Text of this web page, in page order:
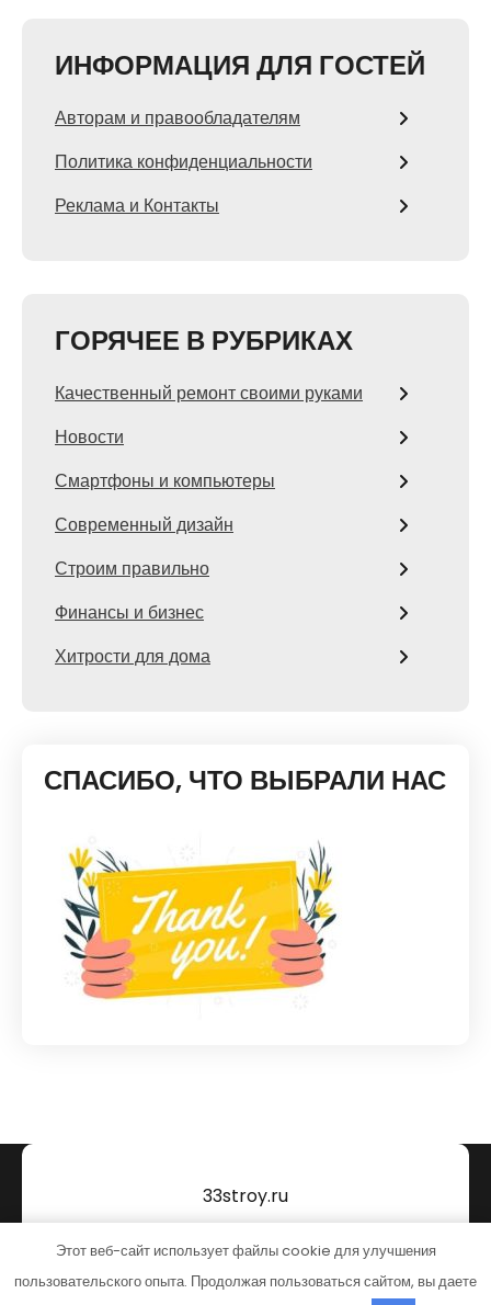
ИНФОРМАЦИЯ ДЛЯ ГОСТЕЙ
Авторам и правообладателям
Политика конфиденциальности
Реклама и Контакты
ГОРЯЧЕЕ В РУБРИКАХ
Качественный ремонт своими руками
Новости
Смартфоны и компьютеры
Современный дизайн
Строим правильно
Финансы и бизнес
Хитрости для дома
СПАСИБО, ЧТО ВЫБРАЛИ НАС
33stroy.ru
Тема от Grace Themes
Этот веб-сайт использует файлы cookie для улучшения
пользовательского опыта. Продолжая пользоваться сайтом, вы даете